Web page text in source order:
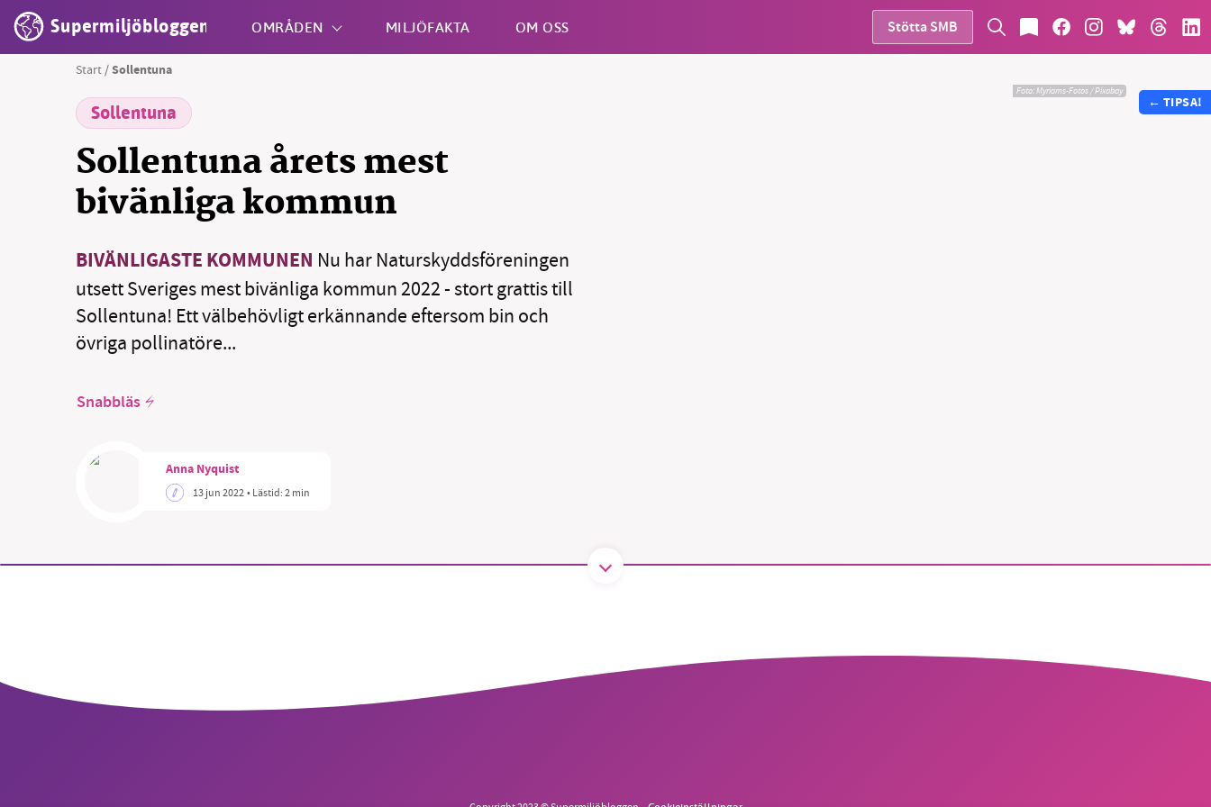
Supermiljöbloggen OMRÅDEN MILJÖFAKTA OM OSS Stötta SMB
Start /Sollentuna
Sollentuna
Sollentuna årets mest
bivänliga kommun
BIVÄNLIGASTE KOMMUNEN Nu har Naturskyddsföreningen
utsett Sveriges mest bivänliga kommun 2022 - stort grattis till
Sollentuna! Ett välbehövligt erkännande eftersom bin och
övriga pollinatöre...
Snabbläs
Anna Nyquist
13 jun 2022• Lästid:2 min
Foto:Myriams-Fotos / Pixabay
← TIPSA!
nyhetsbevakning och granskningar. Nu vill vi utveckla vårt arbete –
1231368703